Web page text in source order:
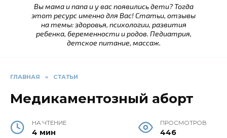
Вы мама и папа и у вас появились дети? Тогда
этот ресурс именно для Вас! Статьи, отзывы
на темы: здоровья, психологии, развития
ребенка, беременности и родов. Педиатрия,
детское питание, массаж.
ГЛАВНАЯ » СТАТЬИ
Медикаментозный аборт
НА ЧТЕНИЕ
4 мин
ПРОСМОТРОВ
446